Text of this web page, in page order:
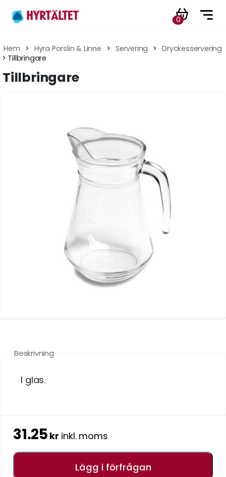
0
Hem > Hyra Porslin & Linne > Servering > Dryckesservering
> Tillbringare
Tillbringare
Beskrivning
I glas.
31.25 kr inkl. moms
Lägg i förfrågan